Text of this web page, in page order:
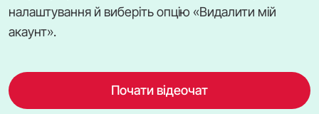
налаштування й виберіть опцію «Видалити мій
акаунт».
Почати відеочат